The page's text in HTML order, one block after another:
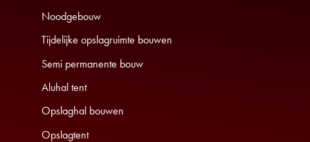
Noodgebouw
Tijdelijke opslagruimte bouwen
Semi permanente bouw
Aluhal tent
Opslaghal bouwen
Opslagtent